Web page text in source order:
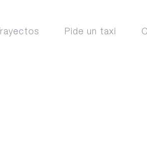
Pide un taxi